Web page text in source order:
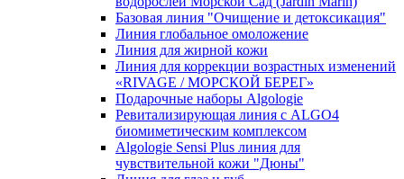
Базовая линия "Очищение и детоксикация"
Линия глобальное омоложение
Линия для жирной кожи
Линия для коррекции возрастных изменений
«RIVAGE / МОРСКОЙ БЕРЕГ»
Подарочные наборы Algologie
Ревитализирующая линия с ALGO4
биомиметическим комплексом
Algologie Sensi Plus линия для
чувcтвительной кожи "Дюны"